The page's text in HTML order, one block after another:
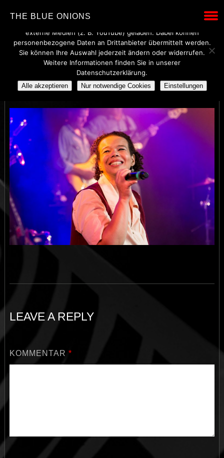
THE BLUE ONIONS
THE BLUE ONIONS
LEAVE A REPLY
KOMMENTAR *
Wir verwenden technisch notwendige Cookies, um den Betrieb
dieser Website sicherzustellen. Mit Ihrer Einwilligung werden
externe Medien (z. B. YouTube) geladen. Dabei können
personenbezogene Daten an Drittanbieter übermittelt werden.
Sie können Ihre Auswahl jederzeit ändern oder widerrufen.
Weitere Informationen finden Sie in unserer
Datenschutzerklärung.
Alle akzeptieren Nur notwendige Cookies Einstellungen